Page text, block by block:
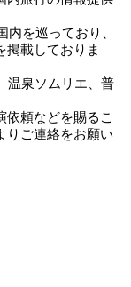
内を巡っており、
掲載しておりま
温泉ソムリエ、普
依頼などを賜るこ
りご連絡をお願い